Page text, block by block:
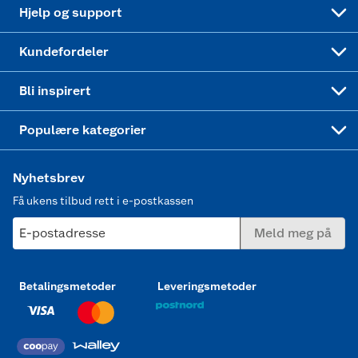
Hjelp og support
Kundefordeler
Bli inspirert
Populære kategorier
Nyhetsbrev
Få ukens tilbud rett i e-postkassen
E-postadresse Meld meg på
Betalingsmetoder Leveringsmetoder